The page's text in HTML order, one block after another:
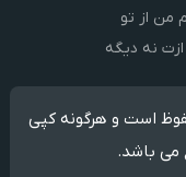
من از تو
نه دیگه
است و هرگونه کپی
می باشد.